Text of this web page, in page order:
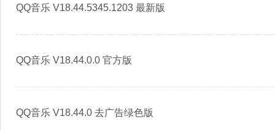
QQ音乐 V18.44.5345.1203 最新版
QQ音乐 V18.44.0.0 官方版
QQ音乐 V18.44.0 去广告绿色版